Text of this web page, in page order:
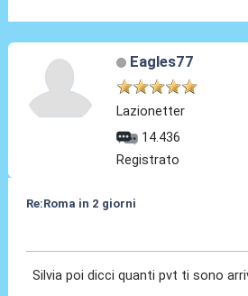
Eagles77
Lazionetter
14.436
Registrato
Re:Roma in 2 giorni
Silvia poi dicci quanti pvt ti sono